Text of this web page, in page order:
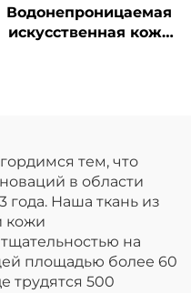
Водонепроницаемая
искусственная кожа
курток.
тем, что
в области
года. Наша ткань из
кожи
на
площадью более 60
трудятся 500